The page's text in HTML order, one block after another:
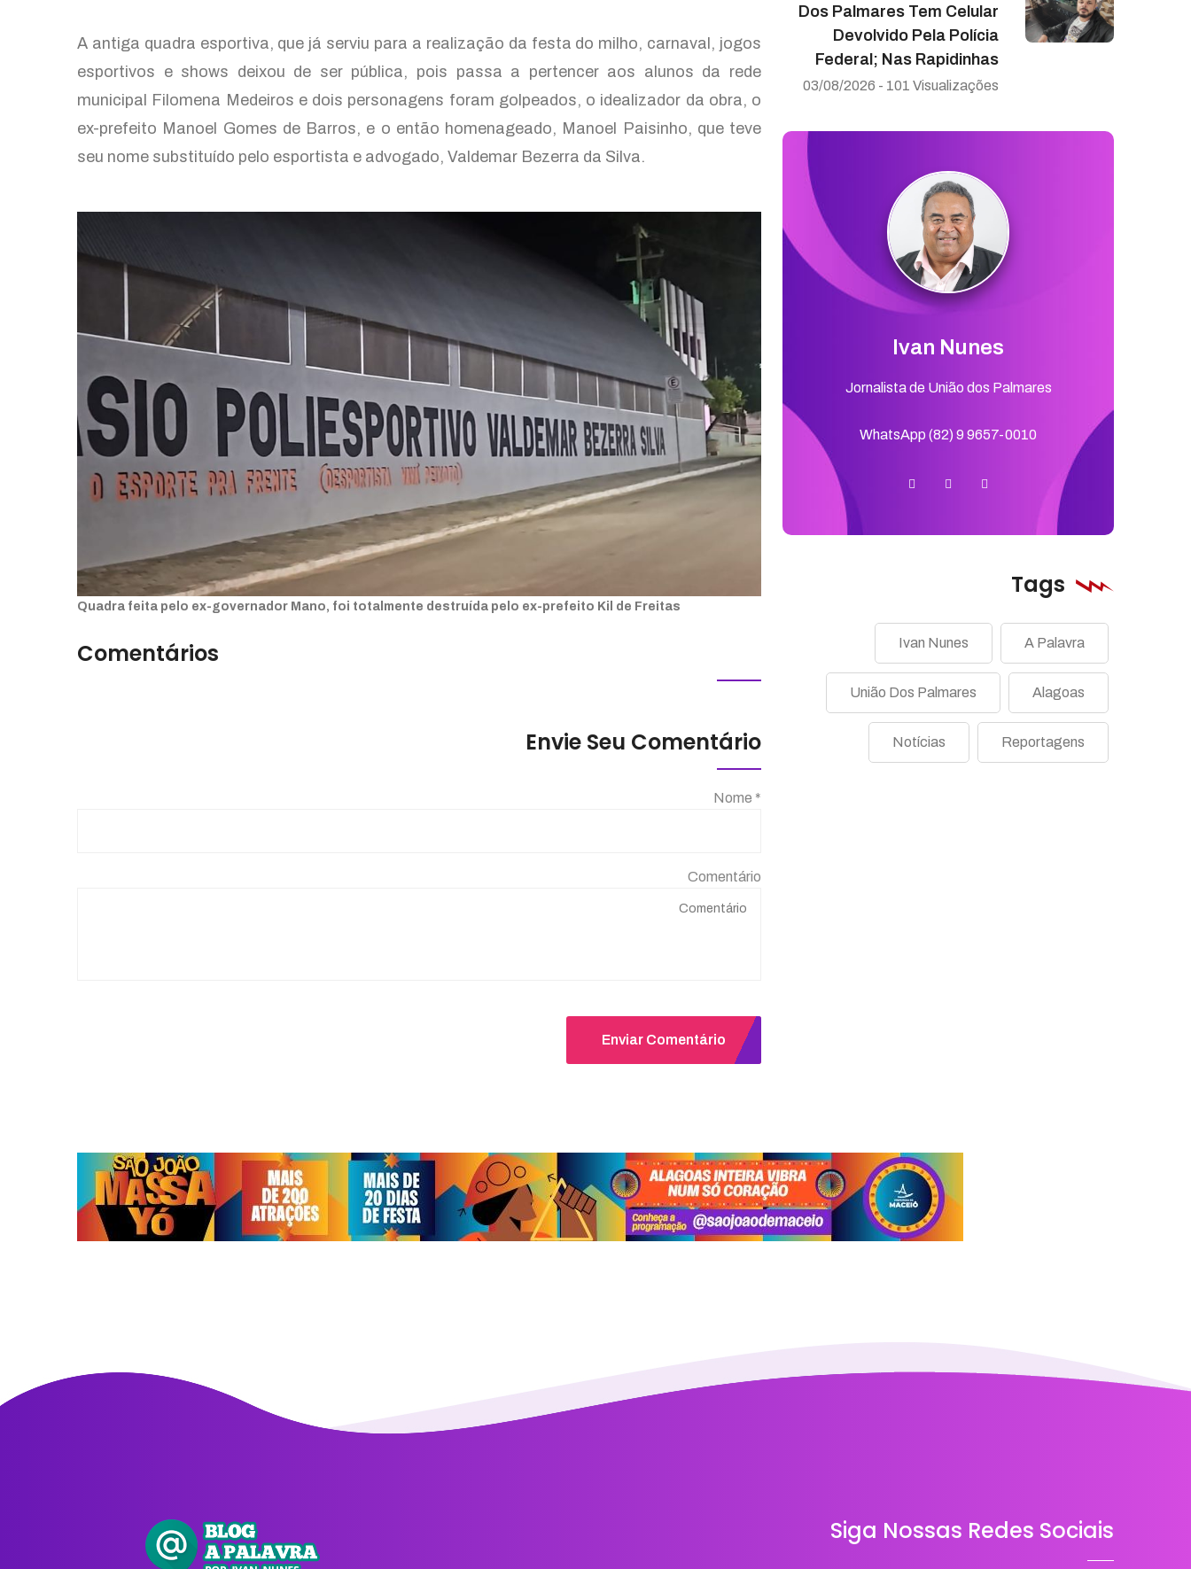
A antiga quadra esportiva, que já serviu para a realização da festa do milho, carnaval, jogos
esportivos e shows deixou de ser pública, pois passa a pertencer aos alunos da rede
municipal Filomena Medeiros e dois personagens foram golpeados, o idealizador da obra, o
ex-prefeito Manoel Gomes de Barros, e o então homenageado, Manoel Paisinho, que teve
seu nome substituído pelo esportista e advogado, Valdemar Bezerra da Silva.
Quadra feita pelo ex-governador Mano, foi totalmente destruída pelo ex-prefeito Kil de Freitas
Comentários
Envie Seu Comentário
Nome *
Comentário
Enviar Comentário
Dos Palmares Tem Celular
Devolvido Pela Polícia
Federal; Nas Rapidinhas
03/08/2026 - 101 Visualizações
Ivan Nunes
Jornalista de União dos Palmares
WhatsApp (82) 9 9657-0010
Tags
Ivan Nunes A Palavra
União Dos Palmares Alagoas
Notícias Reportagens
Siga Nossas Redes Sociais